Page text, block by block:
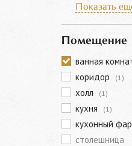
Показать
Помещение
ванная
коридор
(1)
холл (1)
кухня (1)
кухонный
столешница